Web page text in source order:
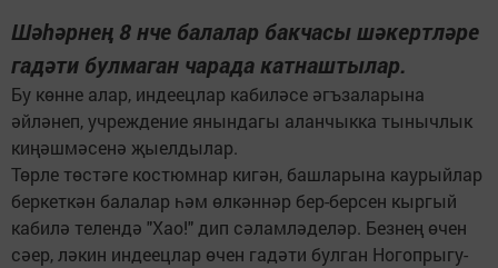
Шәһәрнең 8 нче балалар бакчасы шәкертләре
гадәти булмаган чарада катнаштылар.
Бу көнне алар, индеецлар кабиләсе әгъзаларына
әйләнеп, учреждение янындагы аланчыкка тынычлык
киңәшмәсенә җыелдылар.
Төрле төстәге костюмнар кигән, башларына каурыйлар
беркеткән балалар һәм өлкәннәр бер-берсен кыргый
кабилә телендә "Хао!" дип сәламләделәр. Безнең өчен
сәер, ләкин индеецлар өчен гадәти булган Ногопрыгу-